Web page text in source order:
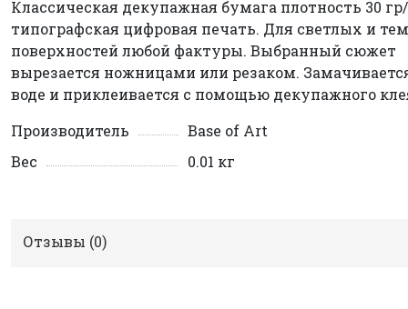
Классическая декупажная бумага плотность 30
типографская цифровая печать. Для светлых и
поверхностей любой фактуры. Выбранный сюжет
вырезается ножницами или резаком.
воде и приклеивается с помощью декупажного
Производитель
Base of Art
Вес
0.01 кг
Отзывы (0)